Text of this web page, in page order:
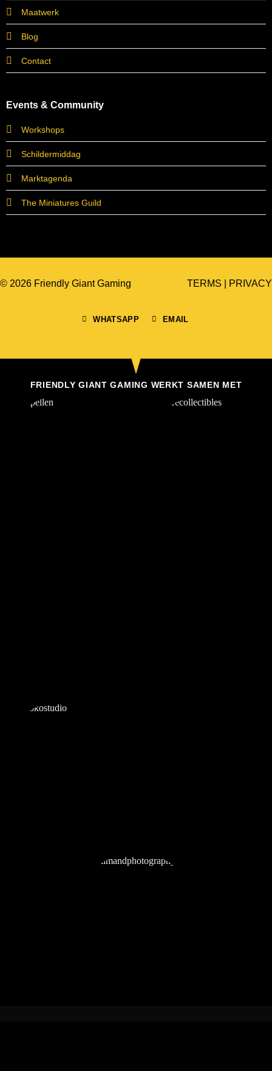
Maatwerk
Blog
Contact
Events & Community
Workshops
Schildermiddag
Marktagenda
The Miniatures Guild
© 2026 Friendly Giant Gaming
WHATSAPP EMAIL
TERMS PRIVACY
FRIENDLY GIANT GAMING WERKT SAMEN MET